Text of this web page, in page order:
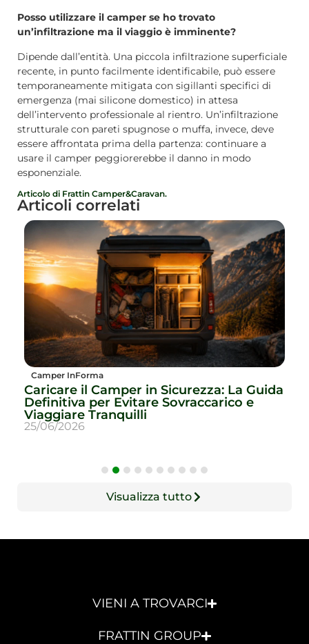
Posso utilizzare il camper se ho trovato
un’infiltrazione ma il viaggio è imminente?
Dipende dall’entità. Una piccola infiltrazione superficiale
recente, in punto facilmente identificabile, può essere
temporaneamente mitigata con sigillanti specifici di
emergenza (mai silicone domestico) in attesa
dell’intervento professionale al rientro. Un’infiltrazione
strutturale con pareti spugnose o muffa, invece, deve
essere affrontata prima della partenza: continuare a
usare il camper peggiorerebbe il danno in modo
esponenziale.
Articolo di Frattin Camper&Caravan.
Articoli correlati
Camper InForma
Caricare il Camper in Sicurezza: La Guida
Definitiva per Evitare Sovraccarico e
Viaggiare Tranquilli
25/06/2026
Visualizza tutto
VIENI A TROVARCI
FRATTIN GROUP